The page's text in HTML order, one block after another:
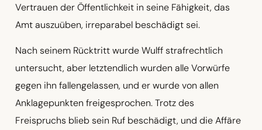
Vertrauen der Öffentlichkeit in seine Fähigkeit, das
Amt auszuüben, irreparabel beschädigt sei.
Nach seinem Rücktritt wurde Wulff strafrechtlich
untersucht, aber letztendlich wurden alle Vorwürfe
gegen ihn fallengelassen, und er wurde von allen
Anklagepunkten freigesprochen. Trotz des
Freispruchs blieb sein Ruf beschädigt, und die Affäre